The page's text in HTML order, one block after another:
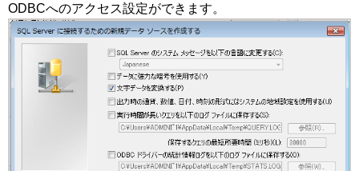
ODBCへのアクセス設定ができます。